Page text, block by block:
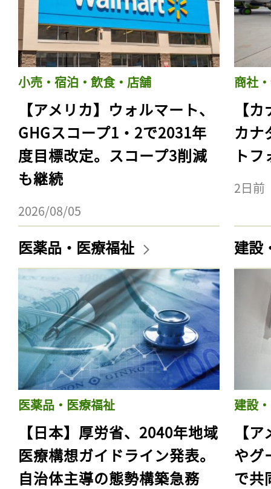
小売・宿泊・飲食・店舗
【アメリカ】ウォルマート、
GHGスコープ1・2で2031年
度目標改定。スコープ3削減
も継続
2026/08/05
商社
【
カナ
ト
2日前
医薬品・医療福祉
医薬品・医療福祉
【日本】厚労省、2040年地域
医療構想ガイドライン発表。
自治体主導の態勢構築急務
建設
建設
【
やグ
で共